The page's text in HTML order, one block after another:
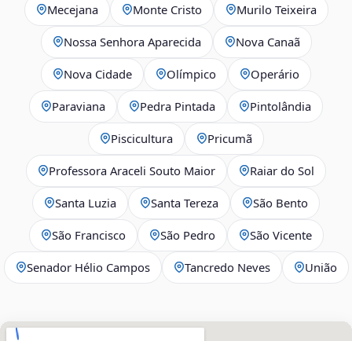
Mecejana Monte Cristo Murilo Teixeira
Nossa Senhora Aparecida Nova Canaã
Nova Cidade Olímpico Operário
Paraviana Pedra Pintada Pintolândia
Piscicultura Pricumã
Professora Araceli Souto Maior Raiar do Sol
Santa Luzia Santa Tereza São Bento
São Francisco São Pedro São Vicente
Senador Hélio Campos Tancredo Neves União